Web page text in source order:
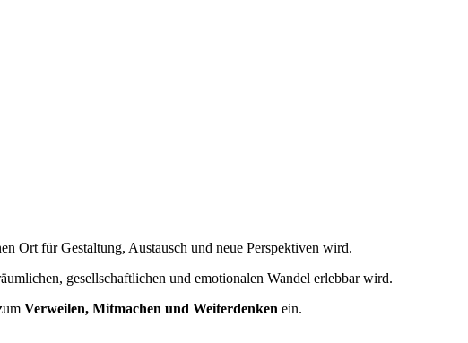
Ort für Gestaltung, Austausch und neue Perspektiven wird.
gesellschaftlichen und emotionalen Wandel erlebbar wird.
Verweilen, Mitmachen und Weiterdenken ein.